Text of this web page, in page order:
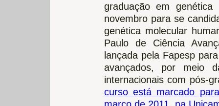
graduação em
novembro para se
genética molecular
Paulo de Ciência
lançada pela Fapesp
avançados, por meio
internacionais com pós-
curso está marcado
março de 2011, na